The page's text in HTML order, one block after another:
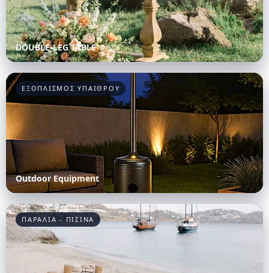
DOUBLE-LEG TABLE
ΕΞΟΠΛΙΣΜΟΣ ΥΠΑΙΘΡΟΥ
Outdoor Equipment
ΠΑΡΑΛΙΑ - ΠΙΣΙΝΑ